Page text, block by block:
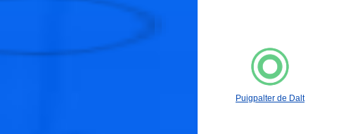
Puigpalter de Dalt
🐟